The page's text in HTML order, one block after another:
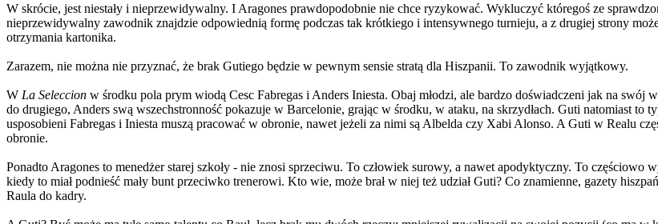
W skrócie, jest niestały i nieprzewidywalny. I Aragones prawdopodobnie nie chce ryzykować. Wykluczyć któregoś ze
nieprzewidywalny zawodnik znajdzie odpowiednią formę podczas tak krótkiego i intensywnego turnieju, a z drugiej strony
otrzymania kartonika.
Zarazem, nie można nie przyznać, że brak Gutiego będzie w pewnym sensie stratą dla Hiszpanii. To zawodnik wyjątkowy.
W La Seleccion w środku pola prym wiodą Cesc Fabregas i Anders Iniesta. Obaj młodzi, ale bardzo doświadczeni jak na swój
do drugiego, Anders swą wszechstronność pokazuje w Barcelonie, grając w środku, w ataku, na skrzydłach. Guti natomiast
usposobieni Fabregas i Iniesta muszą pracować w obronie, nawet jeżeli za nimi są Albelda czy Xabi Alonso. A Guti w Realu
obronie.
Ponadto Aragones to menedżer starej szkoły - nie znosi sprzeciwu. To człowiek surowy, a nawet apodyktyczny. To
kiedy to miał podnieść mały bunt przeciwko trenerowi. Kto wie, może brał w niej też udział Guti? Co znamienne, gazety
Raula do kadry.